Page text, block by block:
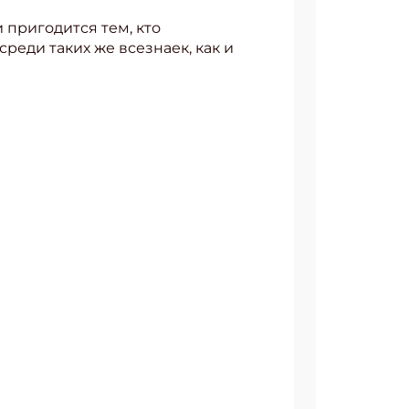
тем, кто
таких же всезнаек, как и